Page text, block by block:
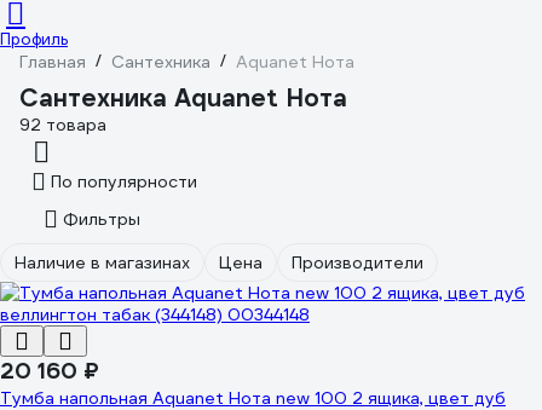
Профиль
Главная / Сантехника / Aquanet Нота
Сантехника Aquanet Нота
92 товара
По популярности
Фильтры
Наличие в магазинах
Цена Производители
20 160 ₽
Тумба напольная Aquanet Нота new 100 2 ящика, цвет дуб